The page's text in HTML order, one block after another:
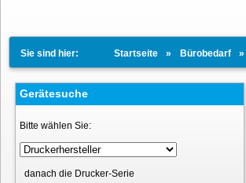
Sie sind hier: Startseite Bürobedarf
Gerätesuche
Bitte wählen Sie:
danach die Drucker-Serie